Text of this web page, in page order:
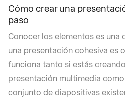
Cómo crear una
paso
Conocer los elementos es una
una presentación cohesiva es
funciona tanto si estás
presentación multimedia
conjunto de diapositivas